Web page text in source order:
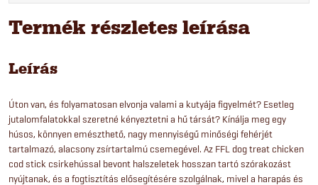
Termék részletes leírása
Leírás
Úton van, és folyamatosan elvonja valami a kutyája figyelmét? Esetleg
jutalomfalatokkal szeretné kényeztetni a hű társát? Kínálja meg egy
húsos, könnyen emészthető, nagy mennyiségű minőségi fehérjét
tartalmazó, alacsony zsírtartalmú csemegével. Az FFL dog treat chicken
cod stick csirkehússal bevont halszeletek hosszan tartó szórakozást
nyújtanak, és a fogtisztítás elősegítésére szolgálnak, mivel a harapás és